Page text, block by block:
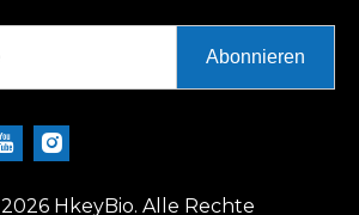
Abonnieren
2026HkeyBio. Alle Rechte